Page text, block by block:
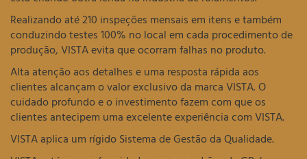
Realizando até 210 inspeções mensais em itens e também
conduzindo testes 100% no local em cada procedimento de
produção, VISTA evita que ocorram falhas no produto.
Alta atenção aos detalhes e uma resposta rápida aos
clientes alcançam o valor exclusivo da marca VISTA. O
cuidado profundo e o investimento fazem com que os
clientes antecipem uma excelente experiência com VISTA.
VISTA aplica um rígido Sistema de Gestão da Qualidade.